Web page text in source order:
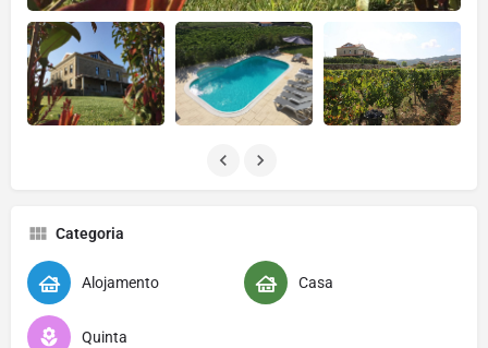
Categoria
Alojamento Casa
Quinta